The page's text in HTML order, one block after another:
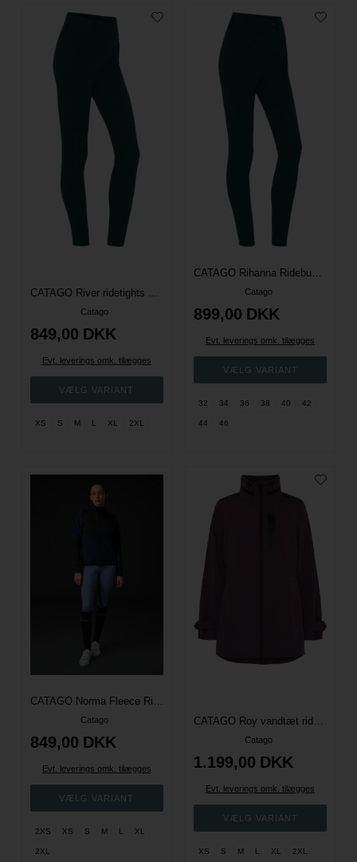
Catago
849,00 DKK
Evt. leverings omk. tilægges
XS S M L XL 2XL
Catago
899,00 DKK
Evt. leverings omk. tilægges
32 34 36 38 40 42
44 46
Catago
849,00 DKK
Evt. leverings omk. tilægges
2XS XS S M L XL
2XL
Catago
1.199,00 DKK
Evt. leverings omk. tilægges
XS S M L XL 2XL